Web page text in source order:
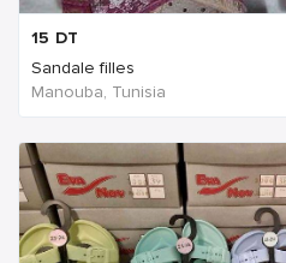
15 DT
Sandale filles
Manouba, Tunisia